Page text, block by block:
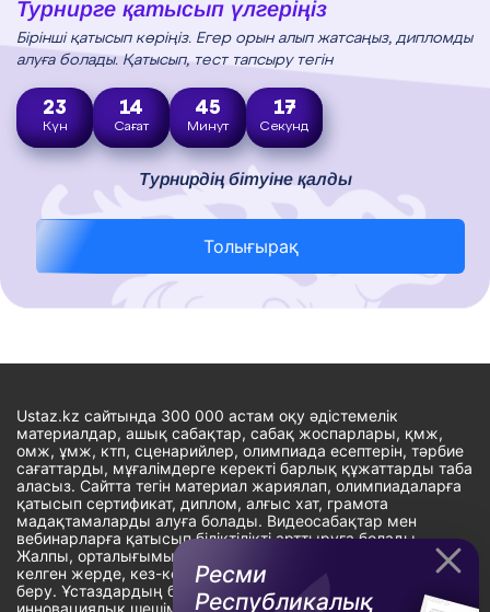
Ресми
Республикалық
Турнирге қатысып үлгеріңіз
Бірінші қатысып көріңіз. Егер орын алып жатсаңыз, дипломды
алуға болады. Қатысып, тест тапсыру тегін
23
Күн
14
Сағат
45
Минут
16
Секунд
Турнирдің бітуіне қалды
Толығырақ
Ustaz.kz сайтында 300 000 астам оқу әдістемелік
материалдар, ашық сабақтар, сабақ жоспарлары, қмж,
омж, ұмж, ктп, сценарийлер, олимпиада есептерін, тәрбие
сағаттарды, мұғалімдерге керекті барлық құжаттарды таба
аласыз. Сайтта тегін материал жариялап, олимпиадаларға
қатысып сертификат, диплом, алғыс хат, грамота
мадақтамаларды алуға болады. Видеосабақтар мен
вебинарларға қатысып біліктілікті арттыруға болады.
Жалпы, орталығымыздың басты мақсаты: ұстаздарға кез-
келген жерде, кез-келген уақытта білім алуына мүмкіндік
беру. Ұстаздардың барлық өзекті мәселелеріне
инновациялық шешім тауып, шығармашылық жұмыспен